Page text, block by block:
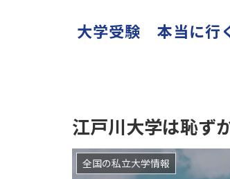
大学受験 本当に行
江戸川大学は恥ず
全国の私立大学情報